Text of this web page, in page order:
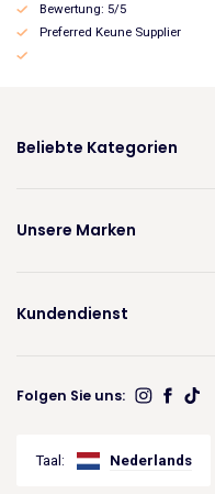
Bewertung: 5/5
Preferred Keune Supplier
Beliebte Kategorien
Unsere Marken
Kundendienst
Folgen Sie uns:
Taal: Nederlands